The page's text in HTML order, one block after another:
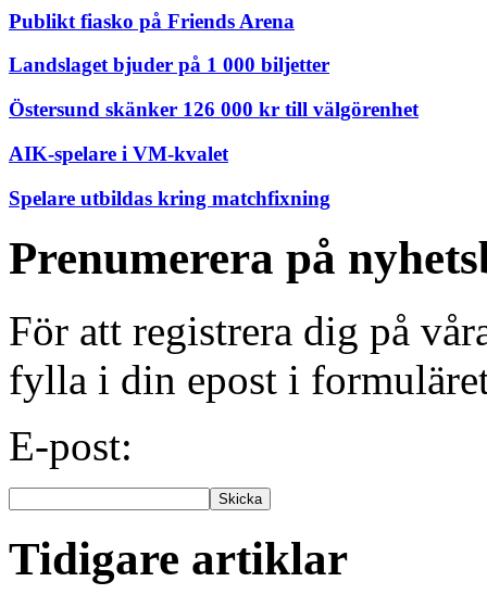
Publikt fiasko på Friends Arena
Landslaget bjuder på 1 000 biljetter
Östersund skänker 126 000 kr till välgörenhet
AIK-spelare i VM-kvalet
Spelare utbildas kring matchfixning
Prenumerera på
För att registrera dig på
fylla i din epost i
E-post:
Tidigare artiklar